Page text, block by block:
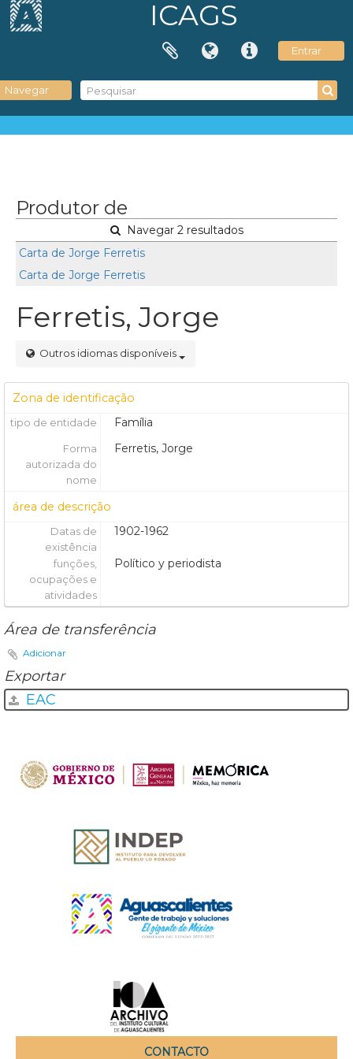
ICAGS
Entrar
Navegar
Produtor de
Navegar 2 resultados
Carta de Jorge Ferretis
Carta de Jorge Ferretis
Ferretis, Jorge
Outros idiomas disponíveis
Zona de identificação
tipo de entidade Família
Forma
autorizada do
nome
Ferretis, Jorge
área de descrição
Datas de
existência
1902-1962
funções,
ocupações e
atividades
Político y periodista
Área de transferência
Adicionar
Exportar
EAC
CONTACTO